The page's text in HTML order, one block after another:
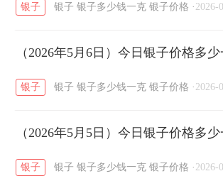
银子 银子 银子多少钱一克 银子价格 · 2026-
（2026年5月6日）今日银子价格多
银子 银子 银子多少钱一克 银子价格 · 2026-
（2026年5月5日）今日银子价格多
银子 银子 银子多少钱一克 银子价格 · 2026-